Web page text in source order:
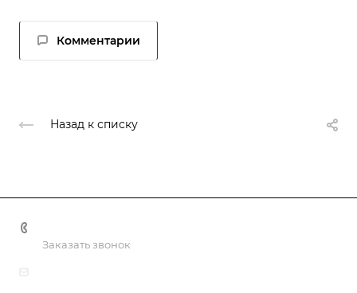
Комментарии
Назад к списку
Заказать звонок